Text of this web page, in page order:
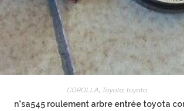
COROLLA, Toyota,toyota
n°sa545 roulement arbre entrée toyota